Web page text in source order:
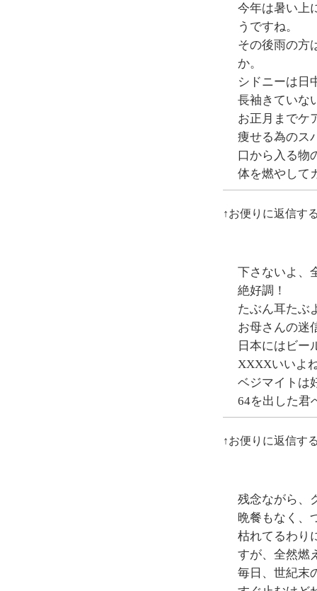
今年は暑い上
うですね。
その後雨の方
か。
シドニーは日
長袖きていな
お正月までケ
痩せる為のス
口から入る物
体を燃やして
↑お便りに返信す
下さないよ、
絶好調！
たぶん耳たぶ
お母さんの迷
日本にはビー
XXXXいいよ
ベジマイトは
64を出した君
↑お便りに返信す
残念ながら、
晩餐もなく、
枯れてるわり
すが、全然燃
毎日、世紀末